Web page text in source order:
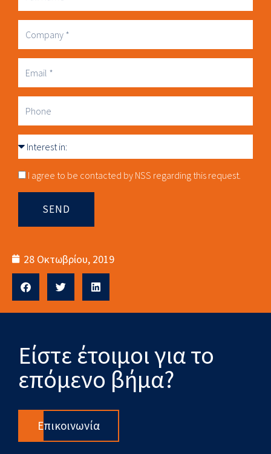
Name
Company
Business
Email
Phone
Interest
in
Consnet
I agree to be contacted by NSS regarding this request.
SEND
28 Οκτωβρίου, 2019
Είστε έτοιμοι για το
επόμενο βήμα?
Επικοινωνία